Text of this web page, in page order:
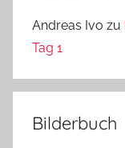
Andreas Ivo zu
Tag 1
Bilderbuch